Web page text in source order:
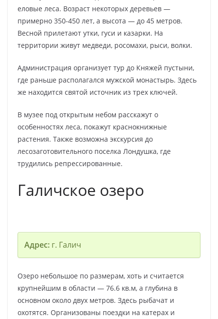
еловые леса. Возраст некоторых деревьев —
примерно 350-450 лет, а высота — до 45 метров.
Весной прилетают утки, гуси и казарки. На
территории живут медведи, росомахи, рыси, волки.
Администрация организует тур до Княжей пустыни,
где раньше располагался мужской монастырь. Здесь
же находится святой источник из трех ключей.
В музее под открытым небом расскажут о
особенностях леса, покажут краснокнижные
растения. Также возможна экскурсия до
лесозаготовительного поселка Лондушка, где
трудились репрессированные.
Галичское озеро
Адрес:г. Галич
Озеро небольшое по размерам, хоть и считается
крупнейшим в области — 76.6 кв.м, а глубина в
основном около двух метров. Здесь рыбачат и
охотятся. Организованы поездки на катерах и